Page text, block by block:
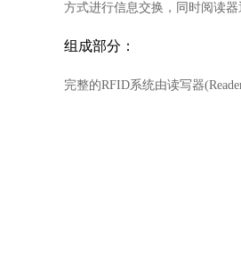
方式进行信息交换，同时阅读
组成部分：
完整的RFID系统由读写器